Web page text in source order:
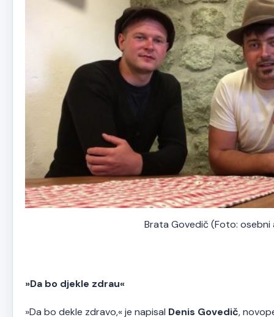
Brata Govedič (Foto: osebni
»Da bo djekle zdrau«
»Da bo dekle zdravo,« je napisal Denis Govedič,